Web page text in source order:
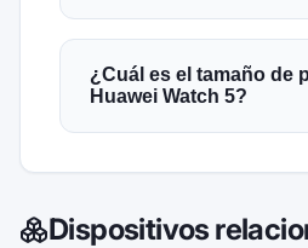
¿Cuál es el tamaño de
Huawei Watch 5?
Dispositivos